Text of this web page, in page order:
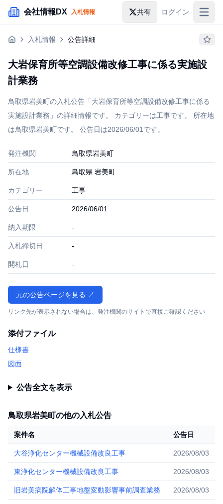
メインコンテンツにスキップ
会社情報DX 入札情報 共有 ログイン
入札情報
助成金・補助金
入札情報 公告詳細
大岩保育所等空調設備改修工事に係る実施設
計業務
鳥取県岩美町の入札公告「大岩保育所等空調設備改修工事に係る
実施設計業務」の詳細情報です。 カテゴリーは工事です。 所在地
は鳥取県岩美町です。 公告日は2026/06/01です。
発注機関 鳥取県岩美町
所在地 鳥取県 岩美町
カテゴリー 工事
公告日 2026/06/01
納入期限 -
入札締切日 -
開札日 -
元の公告ページを見る ↗
リンク先が表示されない場合は、発注機関のサイトで直接ご確認ください
添付ファイル
仕様書
図面
公告全文を表示
鳥取県岩美町の他の入札公告
案件名 公告日
大谷浄化センター機械設備改良工事 2026/08/03
東浄化センター機械設備改良工事 2026/08/03
旧岩美病院解体工事地盤変動影響事前調査業務 2026/08/03